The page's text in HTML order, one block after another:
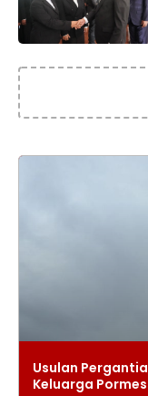
Usulan
Keluarga